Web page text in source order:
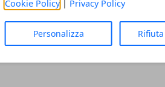
Cookie Policy| Privacy Policy
Personalizza
del
Ps Vita, è boom